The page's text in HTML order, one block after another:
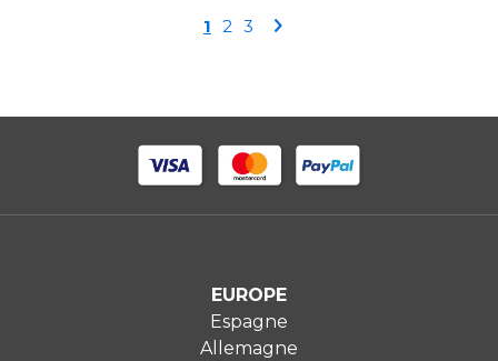
Page
Vous
page
1 Page
2 Page
3 Page
EUROPE
Espagne
Allemagne